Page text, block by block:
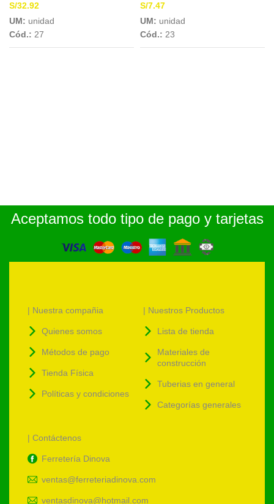
S/32.92
UM: unidad
Cód.: 27
S/7.47
UM: unidad
Cód.: 23
Aceptamos todo tipo de pago y tarjetas
| Nuestra compañia
Quienes somos
Métodos de pago
Tienda Física
Políticas y condiciones
| Nuestros Productos
Lista de tienda
Materiales de
construcción
Tuberias en general
Categorías generales
| Contáctenos
Ferretería Dinova
ventas@ferreteriadinova.com
ventasdinova@hotmail.com